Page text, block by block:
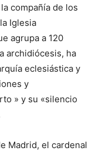
compañía de los
Iglesia
agrupa a 120
archidiócesis, ha
eclesiástica y
y
» y su «silencio
Madrid, el cardenal